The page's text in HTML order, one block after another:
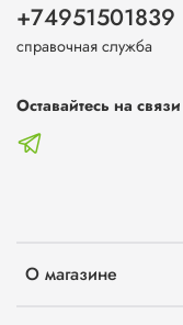
О магазине
+74951501839
справочная служба
Оставайтесь на связи